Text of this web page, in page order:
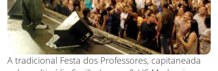
A tradicional Festa dos Professores, capitaneada